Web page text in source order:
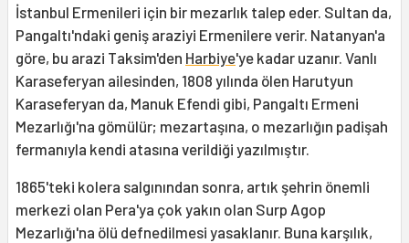
İstanbul Ermenileri için bir mezarlık talep eder. Sultan da,
Pangaltı'ndaki geniş araziyi Ermenilere verir. Natanyan'a
göre, bu arazi Taksim'den Harbiye'ye kadar uzanır. Vanlı
Karaseferyan ailesinden, 1808 yılında ölen Harutyun
Karaseferyan da, Manuk Efendi gibi, Pangaltı Ermeni
Mezarlığı'na gömülür; mezartaşına, o mezarlığın padişah
fermanıyla kendi atasına verildiği yazılmıştır.
1865'teki kolera salgınından sonra, artık şehrin önemli
merkezi olan Pera'ya çok yakın olan Surp Agop
Mezarlığı'na ölü defnedilmesi yasaklanır. Buna karşılık,